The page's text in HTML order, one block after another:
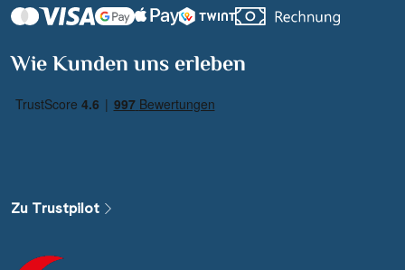
Wie Kunden uns erleben
Zu Trustpilot
Suchen & Buchen
Alle Gewässer
Alle Schiffe